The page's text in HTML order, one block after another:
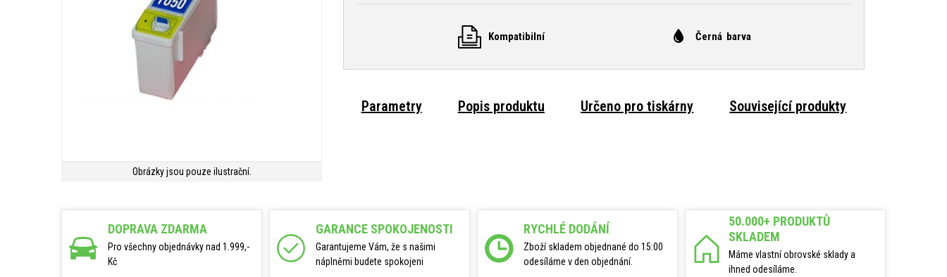
Obrázky jsou pouze ilustrační.
Kompatibilní Černá barva
Parametry Popis produktu Určeno pro tiskárny Související produkty
DOPRAVA ZDARMA
Pro všechny objednávky nad 1.999,-
Kč
GARANCE SPOKOJENOSTI
Garantujeme Vám, že s našimi
náplněmi budete spokojeni
RYCHLÉ DODÁNÍ
Zboží skladem objednané do 15:00
odesíláme v den objednání.
50.000+ PRODUKTŮ
SKLADEM
Máme vlastní obrovské sklady a
ihned odesíláme.